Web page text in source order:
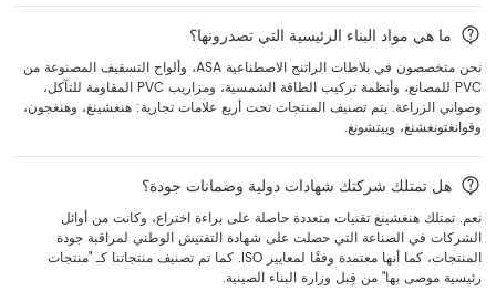
ما هي مواد البناء الرئيسية التي تصدرونها؟
نحن متخصصون في بلاطات الراتنج الاصطناعية ASA، وألواح التسقيف المصنوعة من
PVC للمصانع، وأنظمة تركيب الطاقة الشمسية، ومزاريب PVC المقاومة للتآكل،
وصواني الزراعة. يتم تصنيف المنتجات تحت أربع علامات تجارية: هنغشينغ، وهنغجون،
وقوانغتونغشنغ، وييتشونغ.
هل تمتلك شركتك شهادات دولية وضمانات جودة؟
نعم. تمتلك هنغشينغ تقنيات متعددة حاصلة على براءة اختراع، وكانت من أوائل
الشركات في الصناعة التي حصلت على شهادة التفتيش الوطني لمراقبة جودة
المنتجات، كما أنها معتمدة وفقًا لمعايير ISO. كما تم تصنيف منتجاتنا كـ "منتجات
رئيسية موصى بها" من قِبل وزارة البناء الصينية.